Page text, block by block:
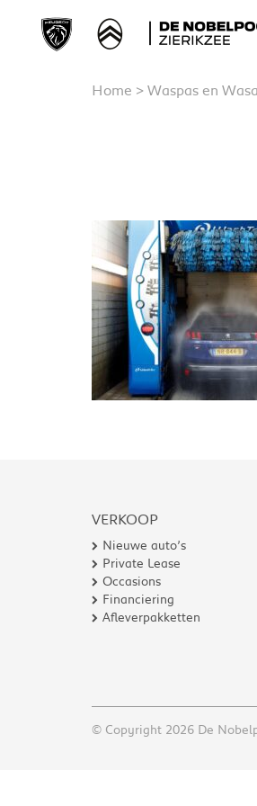
Home > Waspas en
VERKOOP
Nieuwe auto’s
Private Lease
Occasions
Financiering
Afleverpakketten
© Copyright 2026 De